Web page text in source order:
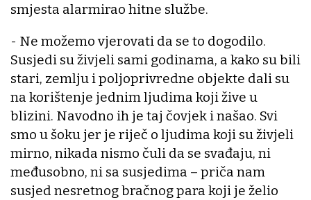
smjesta alarmirao hitne službe.
- Ne možemo vjerovati da se to dogodilo.
Susjedi su živjeli sami godinama, a kako su bili
stari, zemlju i poljoprivredne objekte dali su
na korištenje jednim ljudima koji žive u
blizini. Navodno ih je taj čovjek i našao. Svi
smo u šoku jer je riječ o ljudima koji su živjeli
mirno, nikada nismo čuli da se svađaju, ni
međusobno, ni sa susjedima – priča nam
susjed nesretnog bračnog para koji je želio